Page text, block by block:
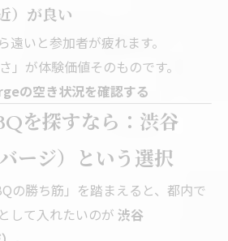
）が良い
遠いと参加者が疲れます。
」が体験価値そのものです。
の空き状況を確認する
を探すなら：渋谷
ージ）という選択
の勝ち筋」を踏まえると、都内で
して入れたいのが 渋谷